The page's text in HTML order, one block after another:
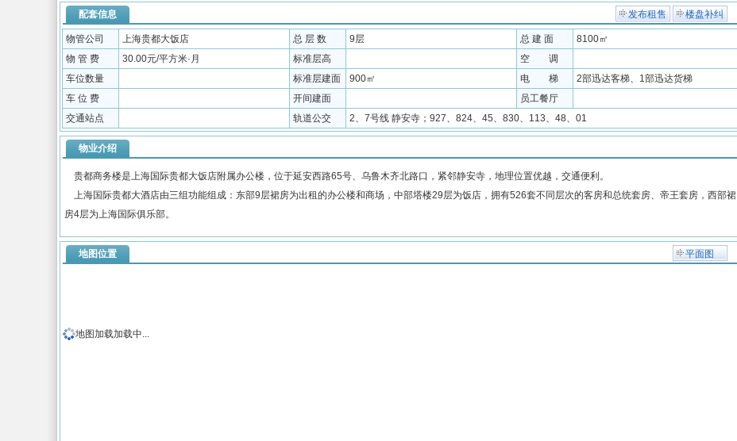
发布租售
楼盘补纠
配套信息
物管公司 上海贵都大饭店 总 层 数 9层 总 建 面
8100㎡
物 管 费
30.00元/平方米·月 标准层高
空 调
车位数量
标准层建面 900㎡ 电 梯
2部迅达客梯、1部迅达货梯
车 位 费
开间建面
员工餐厅
交通站点
轨道公交 2、7号线 静安寺；927、824、45、830、113、48、01
物业介绍
贵都商务楼是上海国际贵都大饭店附属办公楼，位于延安西路65号、乌鲁木齐北路口，紧邻静安寺，地理位置优越，交通便利。
上海国际贵都大酒店由三组功能组成：东部9层裙房为出租的办公楼和商场，中部塔楼29层为饭店，拥有526套不同层次的客房和总统套房、帝王套房，西部裙
房4层为上海国际俱乐部。
平面图
地图位置
地图加载加载中...